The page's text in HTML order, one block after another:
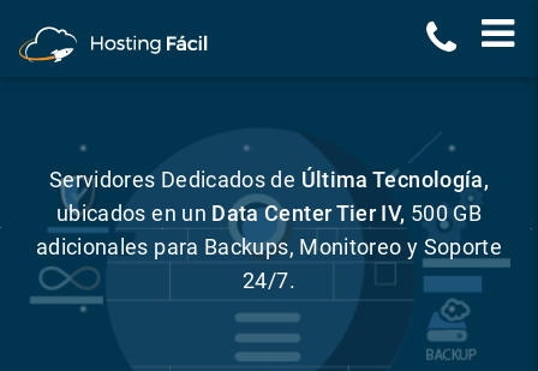
Servidores Dedicados de Última Tecnología,
ubicados en un Data Center Tier IV, 500 GB
adicionales para Backups, Monitoreo y Soporte
24/7.